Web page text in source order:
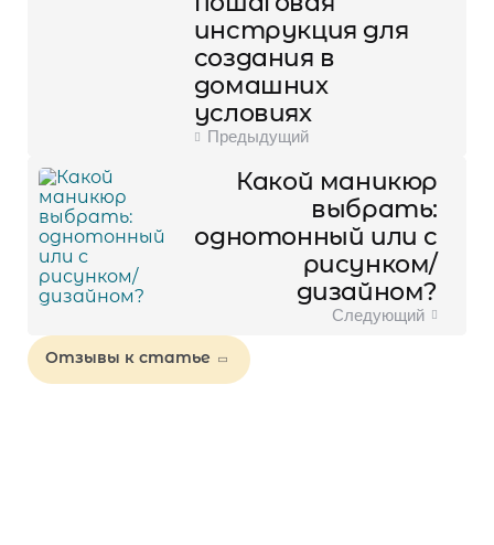
инструкция для
создания в
домашних
условиях
Предыдущий
Какой маникюр
выбрать:
однотонный или с
рисунком/
дизайном?
Следующий
Отзывы к статье